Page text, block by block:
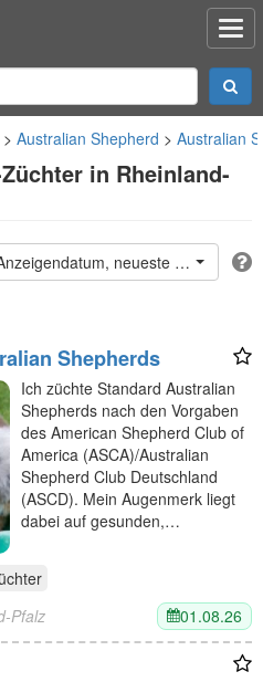
Australian Shepherd Australian
in Rheinland-
neueste oben
Shepherds
Ich züchte Standard Australian
Shepherds nach den Vorgaben
des American Shepherd Club of
America (ASCA)/Australian
Shepherd Club Deutschland
(ASCD). Mein Augenmerk liegt
dabei auf gesunden,…
Pfalz 01.08.26